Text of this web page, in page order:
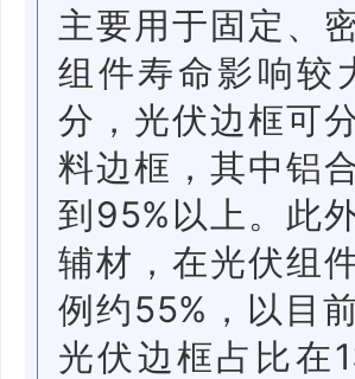
主要用于固定、
组件寿命影响较
分，光伏边框可
料边框，其中铝
到95%以上。此
辅材，在光伏组
例约55%，以目
光伏边框占比在